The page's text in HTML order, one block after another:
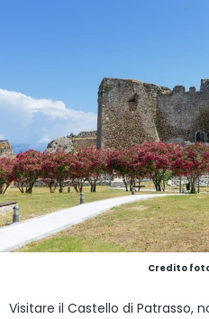
Credito
Visitare il Castello di Patrasso,